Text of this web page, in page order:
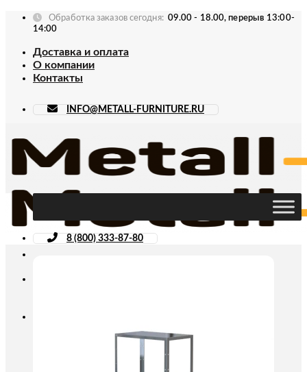
Skip
Обработка заказов сегодня: 09.00 - 18.00, перерыв 13:00-
14:00
Доставка и оплата
О компании
Контакты
INFO@METALL-FURNITURE.RU
8 (800) 333-87-80